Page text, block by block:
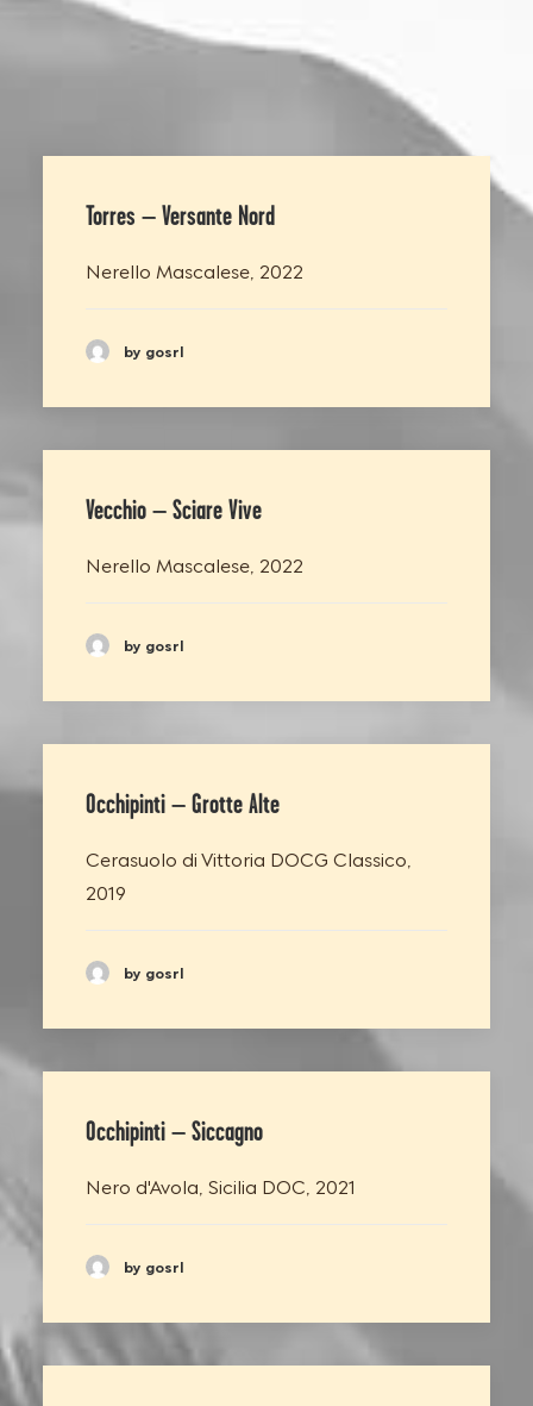
Torres – Versante Nord
Nerello Mascalese, 2022
by gosrl
Vecchio – Sciare Vive
Nerello Mascalese, 2022
by gosrl
Occhipinti – Grotte Alte
Cerasuolo di Vittoria DOCG Classico,
2019
by gosrl
Occhipinti – Siccagno
Nero d'Avola, Sicilia DOC, 2021
by gosrl